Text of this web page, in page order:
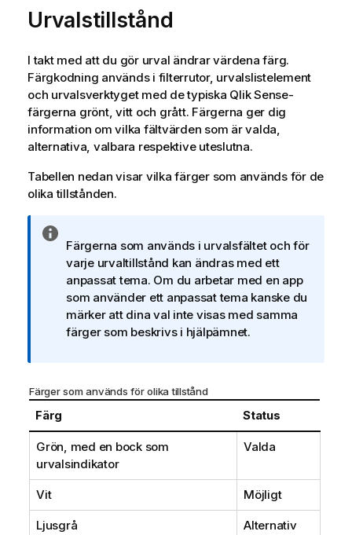
Urvalstillstånd
I takt med att du gör urval ändrar värdena färg.
Färgkodning används i filterrutor, urvalslistelement
och urvalsverktyget med de typiska Qlik Sense-
färgerna grönt, vitt och grått. Färgerna ger dig
information om vilka fältvärden som är valda,
alternativa, valbara respektive uteslutna.
Tabellen nedan visar vilka färger som används för de
olika tillstånden.
n
t
e
c
k
n
g
o
n
r
m
Färgerna som används i urvalsfältet och för
varje urvaltillstånd kan ändras med ett
anpassat tema. Om du arbetar med en app
som använder ett anpassat tema kanske du
märker att dina val inte visas med samma
färger som beskrivs i hjälpämnet.
Färger som används för olika tillstånd
Färg Status
Grön, med en bock som
urvalsindikator
Valda
Vit Möjligt
Ljusgrå Alternativ